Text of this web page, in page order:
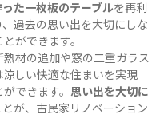
た一枚板のテーブルを再利
過去の思い出を大切にしな
ができます。
材の追加や窓の二重ガラス
しい快適な住まいを実現
できます。 思い出を大切に
が、古民家リノベーション